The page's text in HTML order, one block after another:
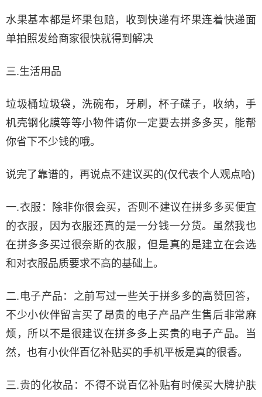
水果基本都是坏果包赔，收到快递有坏果连着快递面
单拍照发给商家很快就得到解决
三.生活用品
垃圾桶垃圾袋，洗碗布，牙刷，杯子碟子，收纳，手
机壳钢化膜等等小物件请你一定要去拼多多买，能帮
你省下不少钱的哦。
说完了靠谱的，再说点不建议买的(仅代表个人观点哈)
一.衣服：除非你很会买，否则不建议在拼多多买便宜
的衣服，因为衣服还真的是一分钱一分货。虽然我也
在拼多多买过很奈斯的衣服，但是真的是建立在会选
和对衣服品质要求不高的基础上。
二.电子产品：之前写过一些关于拼多多的高赞回答，
不少小伙伴留言买了昂贵的电子产品产生售后非常麻
烦，所以不是很建议在拼多多上买贵的电子产品。当
然，也有小伙伴百亿补贴买的手机平板是真的很香。
三.贵的化妆品：不得不说百亿补贴有时候买大牌护肤